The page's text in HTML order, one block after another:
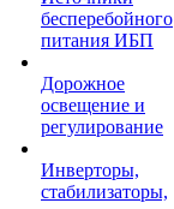
бесперебойного
питания ИБП
Дорожное
освещение и
регулирование
Инверторы,
стабилизаторы,